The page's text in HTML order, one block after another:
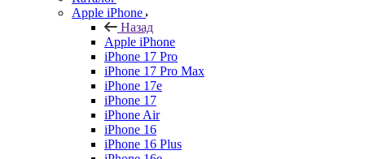
Apple iPhone
Назад
Apple iPhone
iPhone 17 Pro
iPhone 17 Pro Max
iPhone 17e
iPhone 17
iPhone Air
iPhone 16
iPhone 16 Plus